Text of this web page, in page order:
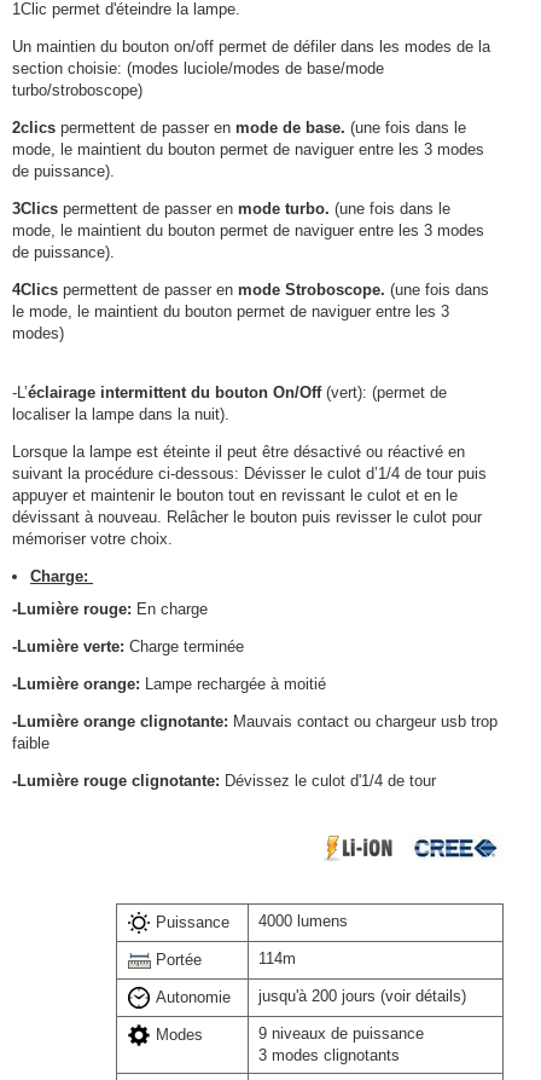
1Clic permet d'éteindre la lampe.
Un maintien du bouton on/off permet de défiler dans les modes de la
section choisie: (modes luciole/modes de base/mode
turbo/stroboscope)
2clics permettent de passer en mode de base. (une fois dans le
mode, le maintient du bouton permet de naviguer entre les 3 modes
de puissance).
3Clics permettent de passer en mode turbo. (une fois dans le
mode, le maintient du bouton permet de naviguer entre les 3 modes
de puissance).
4Clics permettent de passer en mode Stroboscope. (une fois dans
le mode, le maintient du bouton permet de naviguer entre les 3
modes)
-L’éclairage intermittent du bouton On/Off (vert): (permet de
localiser la lampe dans la nuit).
Lorsque la lampe est éteinte il peut être désactivé ou réactivé en
suivant la procédure ci-dessous: Dévisser le culot d’1/4 de tour puis
appuyer et maintenir le bouton tout en revissant le culot et en le
dévissant à nouveau. Relâcher le bouton puis revisser le culot pour
mémoriser votre choix.
Charge:
-Lumière rouge: En charge
-Lumière verte: Charge terminée
-Lumière orange: Lampe rechargée à moitié
-Lumière orange clignotante: Mauvais contact ou chargeur usb trop
faible
-Lumière rouge clignotante: Dévissez le culot d'1/4 de tour
Puissance 4000 lumens
Portée 114m
Autonomie jusqu'à 200 jours (voir détails)
Modes
9 niveaux de puissance
3 modes clignotants